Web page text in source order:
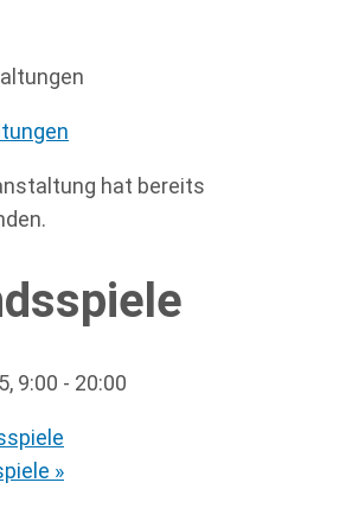
hat bereits
9:00 - 20:00
»